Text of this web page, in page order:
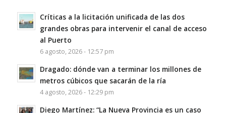
Críticas a la licitación unificada de las dos
grandes obras para intervenir el canal de acceso
al Puerto
6 agosto, 2026 - 12:57 pm
Dragado: dónde van a terminar los millones de
metros cúbicos que sacarán de la ría
4 agosto, 2026 - 12:29 pm
Diego Martínez: “La Nueva Provincia es un caso